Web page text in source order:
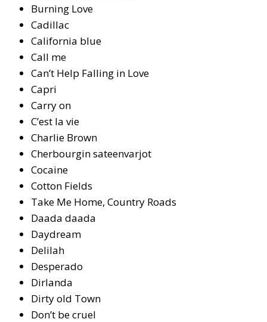
Burning Love
Ca­dil­lac
Ca­li­for­nia blue
Call me
Can’t Help Fal­ling in Lo­ve
Cap­ri
Carry on
C’est la vie
Charlie Brown
Cher­bour­gin sa­teen­var­jot
Co­cai­ne
Cot­ton Fields
Take Me Home, Count­ry Roads
Daada daada
Daydream
De­li­lah
Desperado
Dir­lan­da
Dirty old Town
Don’t be cruel